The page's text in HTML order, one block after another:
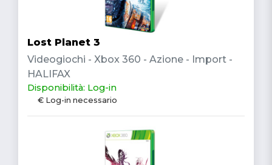
Lost Planet 3
Videogiochi - Xbox 360 - Azione - Import -
HALIFAX
Disponibilità: Log-in
€ Log-in necessario